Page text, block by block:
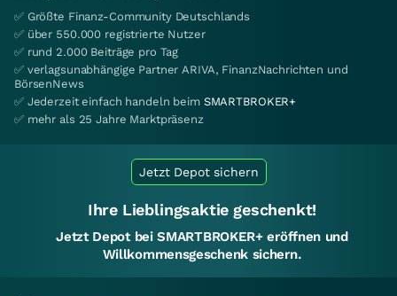
✅ Größte Finanz-Community Deutschlands
✅ über 550.000 registrierte Nutzer
✅ rund 2.000 Beiträge pro Tag
✅ verlagsunabhängige Partner ARIVA, FinanzNachrichten und
BörsenNews
✅ Jederzeit einfach handeln beim SMARTBROKER+
✅ mehr als 25 Jahre Marktpräsenz
Jetzt Depot sichern
Ihre Lieblingsaktie geschenkt!
Jetzt Depot bei SMARTBROKER+ eröffnen und
Willkommensgeschenk sichern.